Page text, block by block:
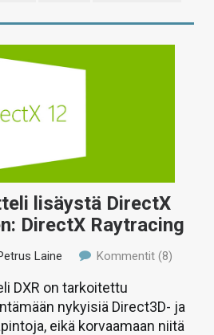
lisäystä DirectX
DirectX Raytracing
Laine Kommentit (8)
DXR on tarkoitettu
nykyisiä Direct3D- ja
eikä korvaamaan niitä